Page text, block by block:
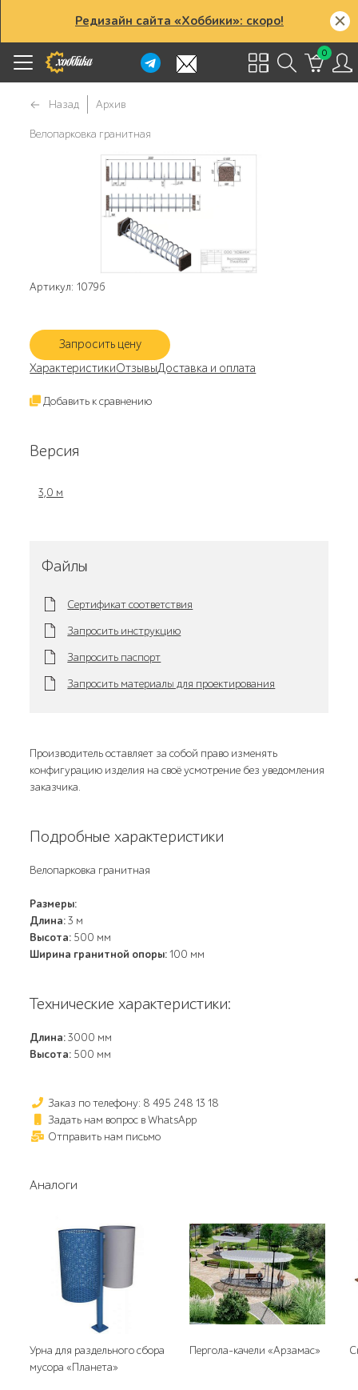
Редизайн сайта «Хоббики»: скоро!
0
Назад Архив
Велопарковка гранитная
Артикул: 10796
Запросить цену
ХарактеристикиОтзывыДоставка и оплата
Добавить к сравнению
Версия
3,0 м
Файлы
Сертификат соответствия
Запросить инструкцию
Запросить паспорт
Запросить материалы для проектирования
Производитель оставляет за собой право изменять
конфигурацию изделия на своё усмотрение без уведомления
заказчика.
Подробные характеристики
Велопарковка гранитная
Размеры:
Длина:3 м
Высота: 500 мм
Ширина гранитной опоры:100 мм
Технические характеристики:
Длина:3000 мм
Высота: 500 мм
Заказ по телефону: 8 495 248 13 18
Задать нам вопрос в WhatsApp
Отправить нам письмо
Аналоги
Урна для раздельного сбора
мусора «Планета»
Пергола-качели «Арзамас»